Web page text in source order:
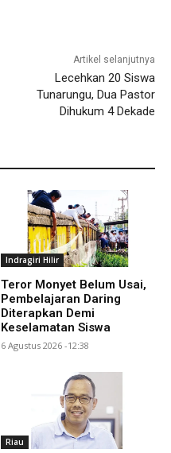
Artikel selanjutnya
Lecehkan 20 Siswa
Tunarungu, Dua Pastor
Dihukum 4 Dekade
Indragiri Hilir
Teror Monyet Belum Usai,
Pembelajaran Daring
Diterapkan Demi
Keselamatan Siswa
6 Agustus 2026 -12:38
Riau